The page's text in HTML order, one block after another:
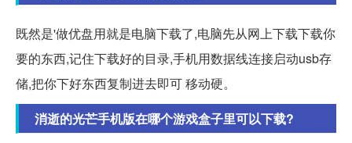
既然是'做优盘用就是电脑下载了,电脑先从网上下载下载你
要的东西,记住下载好的目录,手机用数据线连接启动usb存
储,把你下好东西复制进去即可 移动硬。
消逝的光芒手机版在哪个游戏盒子里可以下载?